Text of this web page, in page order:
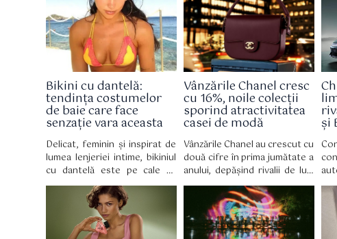
Bikini cu dantelă:
tendința costumelor
de baie care face
senzație vara aceasta
Delicat, feminin și inspirat de
lumea lenjeriei intime, bikiniul
cu dantelă este pe cale să
devină piesa vestimentară
obligatorie a verii 2026,
reinventând costumul de baie
cu o eleganță retro irezistibilă.
Vânzările Chanel cresc
cu 16%, noile colecții
sporind atractivitatea
casei de modă
Vânzările Chanel au crescut cu
două cifre în prima jumătate a
anului, depășind rivalii de lux,
inclusiv LVMH, deoarece
cumpărătorii bogați au
cheltuit o grămadă de bani pe
noile creații de modă ale
designerului Matthieu Blazy.
și